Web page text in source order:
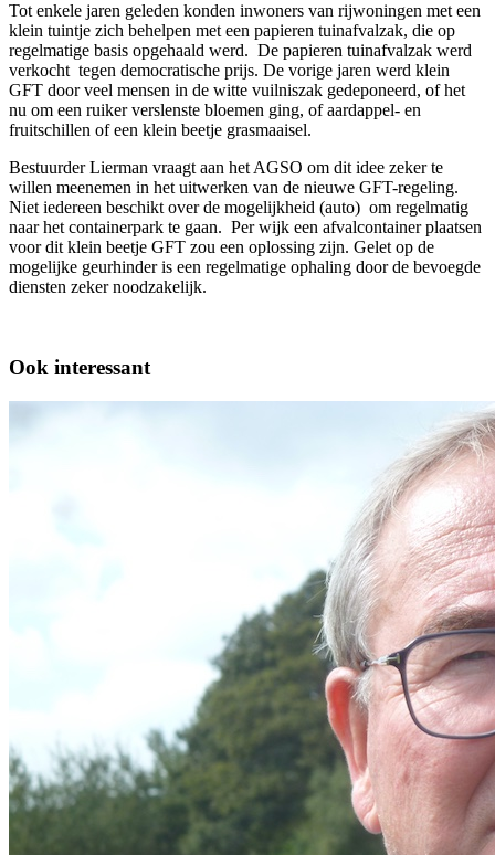
Tot enkele jaren geleden konden inwoners van rijwoningen met een
klein tuintje zich behelpen met een papieren tuinafvalzak, die op
regelmatige basis opgehaald werd. De papieren tuinafvalzak werd
verkocht tegen democratische prijs. De vorige jaren werd klein
GFT door veel mensen in de witte vuilniszak gedeponeerd, of het
nu om een ruiker verslenste bloemen ging, of aardappel- en
fruitschillen of een klein beetje grasmaaisel.
Bestuurder Lierman vraagt aan het AGSO om dit idee zeker te
willen meenemen in het uitwerken van de nieuwe GFT-regeling.
Niet iedereen beschikt over de mogelijkheid (auto) om regelmatig
naar het containerpark te gaan. Per wijk een afvalcontainer plaatsen
voor dit klein beetje GFT zou een oplossing zijn. Gelet op de
mogelijke geurhinder is een regelmatige ophaling door de bevoegde
diensten zeker noodzakelijk.
Ook interessant